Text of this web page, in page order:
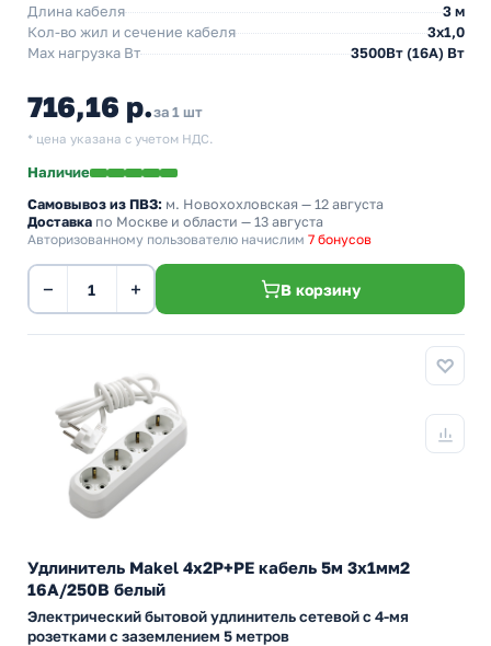
Длина кабеля
3 м
Кол-во жил и сечение кабеля
3х1,0
Max нагрузка Вт
3500Вт (16А) Вт
716,16 р.за 1 шт
* цена указана с учетом НДС.
Наличие
Самовывоз из ПВЗ: м. Новохохловская — 12 августа
Доставка по Москве и области — 13 августа
Авторизованному пользователю начислим 7 бонусов
− + В корзину
Удлинитель Makel 4х2P+PE кабель 5м 3х1мм2
16А/250В белый
Электрический бытовой удлинитель сетевой с 4-мя
розетками с заземлением 5 метров